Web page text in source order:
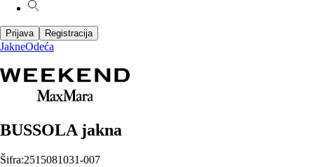
Prijava Registracija
JakneOdeća
BUSSOLA jakna
Šifra:2515081031-007